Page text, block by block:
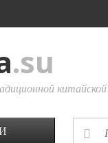
.su
китайской